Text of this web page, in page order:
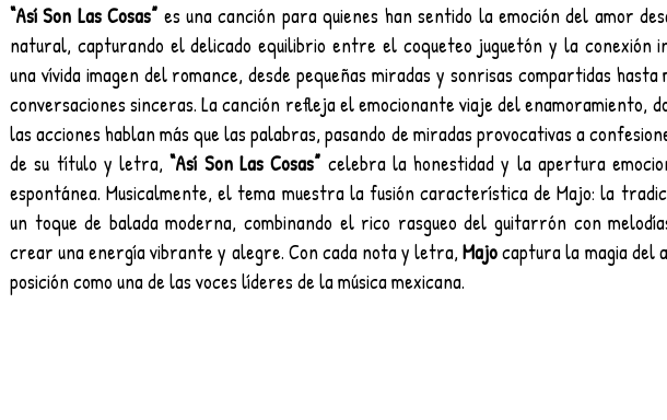
“Así Son Las Cosas” es una canción para quienes han sentido la emoción del amor
natural, capturando el delicado equilibrio entre el coqueteo juguetón y la conexión
una vívida imagen del romance, desde pequeñas miradas y sonrisas compartidas
conversaciones sinceras. La canción refleja el emocionante viaje del enamoramiento,
las acciones hablan más que las palabras, pasando de miradas provocativas a
de su título y letra, “Así Son Las Cosas” celebra la honestidad y la apertura
espontánea. Musicalmente, el tema muestra la fusión característica de Majo: la
un toque de balada moderna, combinando el rico rasgueo del guitarrón con
crear una energía vibrante y alegre. Con cada nota y letra, Majo captura la magia del
posición como una de las voces líderes de la música mexicana.